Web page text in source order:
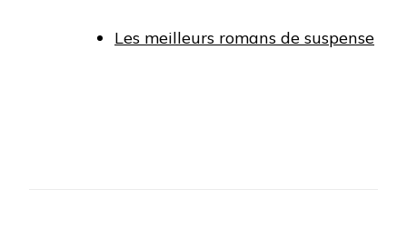
Les meilleurs romans de suspense